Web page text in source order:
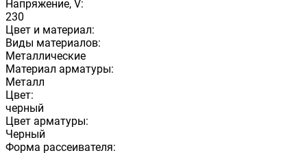
Напряжение, V:
230
Цвет и материал:
Виды материалов:
Металлические
Материал арматуры:
Металл
Цвет:
черный
Цвет арматуры:
Черный
Форма рассеивателя: